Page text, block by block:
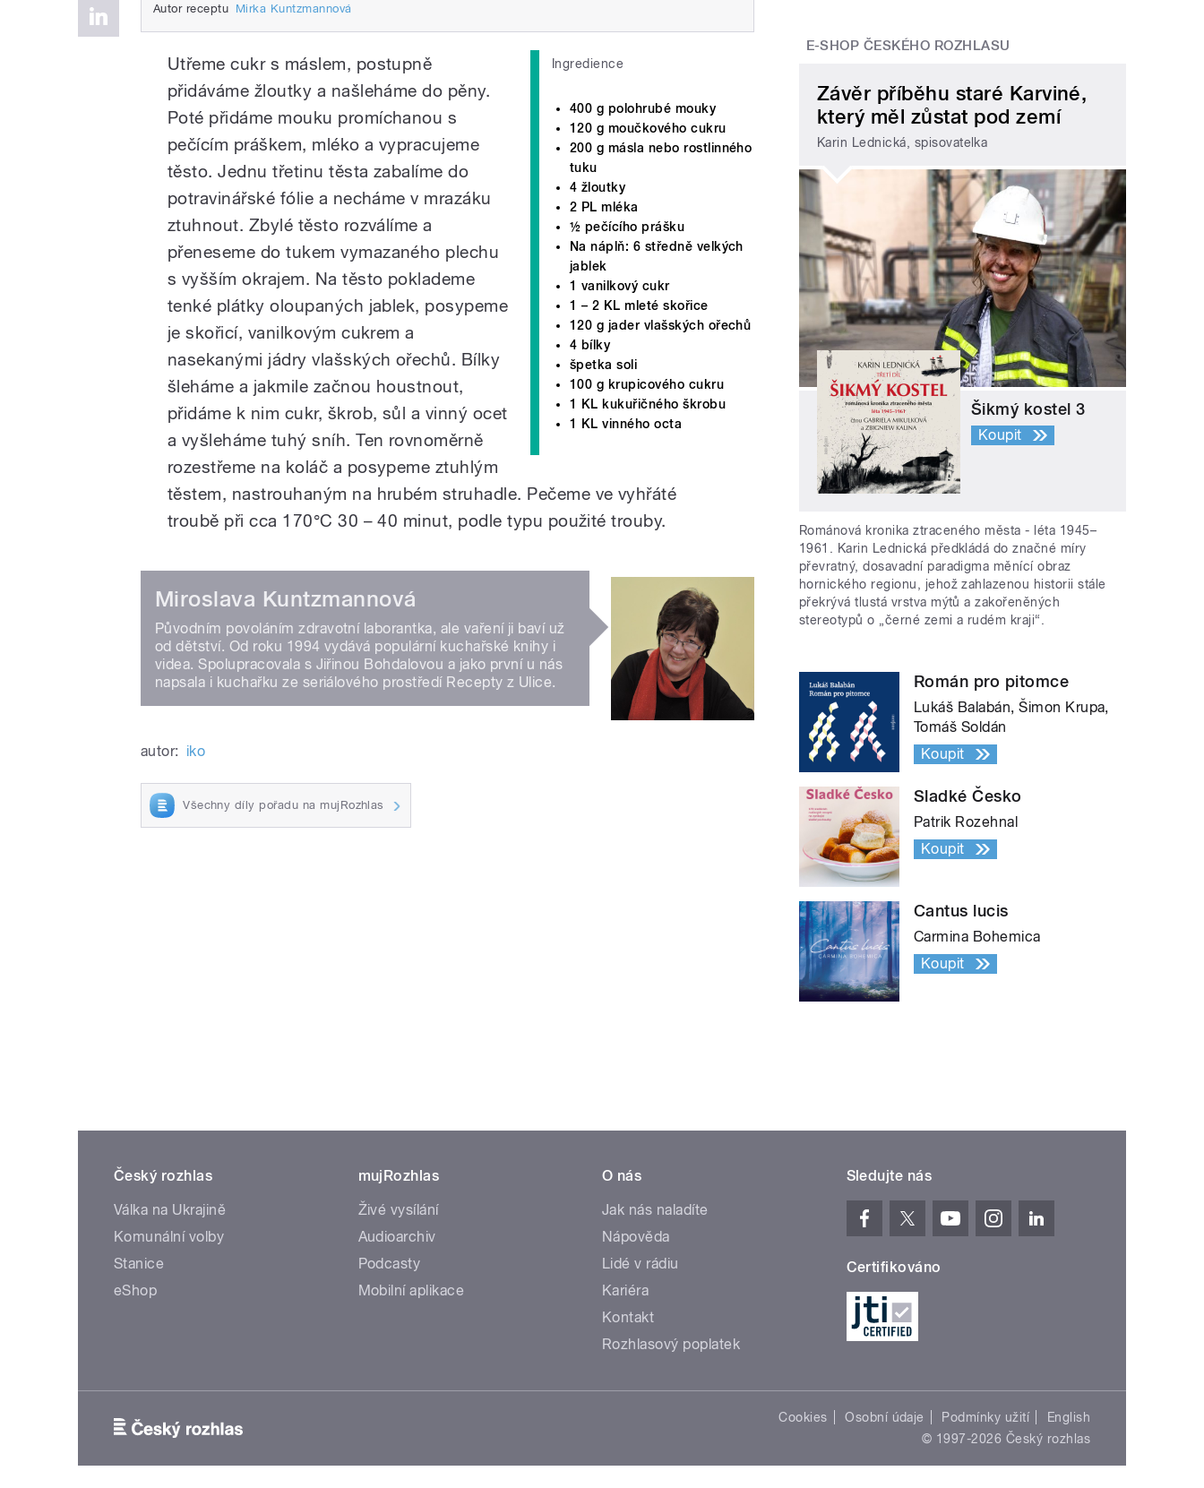
Autor receptu Mirka Kuntzmannová
Ingredience
400 g polohrubé mouky
120 g moučkového cukru
200 g másla nebo rostlinného
tuku
4 žloutky
2 PL mléka
½ pečícího prášku
Na náplň: 6 středně velkých
jablek
1 vanilkový cukr
1 – 2 KL mleté skořice
120 g jader vlašských ořechů
4 bílky
špetka soli
100 g krupicového cukru
1 KL kukuřičného škrobu
1 KL vinného octa
Utřeme cukr s máslem, postupně
přidáváme žloutky a našleháme do pěny.
Poté přidáme mouku promíchanou s
pečícím práškem, mléko a vypracujeme
těsto. Jednu třetinu těsta zabalíme do
potravinářské fólie a necháme v mrazáku
ztuhnout. Zbylé těsto rozválíme a
přeneseme do tukem vymazaného plechu
s vyšším okrajem. Na těsto poklademe
tenké plátky oloupaných jablek, posypeme
je skořicí, vanilkovým cukrem a
nasekanými jádry vlašských ořechů. Bílky
šleháme a jakmile začnou houstnout,
přidáme k nim cukr, škrob, sůl a vinný ocet
a vyšleháme tuhý sníh. Ten rovnoměrně
rozestřeme na koláč a posypeme ztuhlým
těstem, nastrouhaným na hrubém struhadle. Pečeme ve vyhřáté
troubě při cca 170°C 30 – 40 minut, podle typu použité trouby.
Miroslava Kuntzmannová
Původním povoláním zdravotní laborantka, ale vaření ji baví už
od dětství. Od roku 1994 vydává populární kuchařské knihy i
videa. Spolupracovala s Jiřinou Bohdalovou a jako první u nás
napsala i kuchařku ze seriálového prostředí Recepty z Ulice.
autor: iko
Všechny díly pořadu na mujRozhlas
E-SHOP ČESKÉHO ROZHLASU
Závěr příběhu staré Karviné,
který měl zůstat pod zemí
Karin Lednická, spisovatelka
Šikmý kostel 3
Koupit
Románová kronika ztraceného města - léta 1945–
1961. Karin Lednická předkládá do značné míry
převratný, dosavadní paradigma měnící obraz
hornického regionu, jehož zahlazenou historii stále
překrývá tlustá vrstva mýtů a zakořeněných
stereotypů o „černé zemi a rudém kraji“.
Román pro pitomce
Lukáš Balabán, Šimon Krupa,
Tomáš Soldán
Koupit
Sladké Česko
Patrik Rozehnal
Koupit
Cantus lucis
Carmina Bohemica
Koupit
Český rozhlas
Válka na Ukrajině
Komunální volby
Stanice
eShop
mujRozhlas
Živé vysílání
Audioarchiv
Podcasty
Mobilní aplikace
O nás
Jak nás naladíte
Nápověda
Lidé v rádiu
Kariéra
Kontakt
Rozhlasový poplatek
Sledujte nás
Certifikováno
Cookies Osobní údaje Podmínky užití
English
© 1997-2026 Český rozhlas